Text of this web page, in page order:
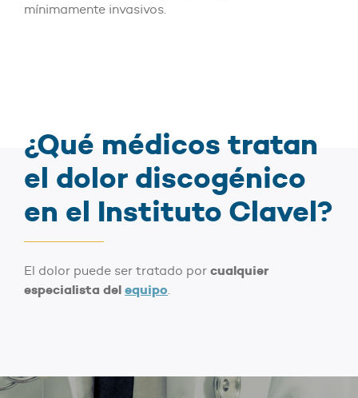
mínimamente invasivos.
¿Qué médicos tratan
el dolor discogénico
en el Instituto Clavel?
El dolor puede ser tratado por cualquier
especialista delequipo.